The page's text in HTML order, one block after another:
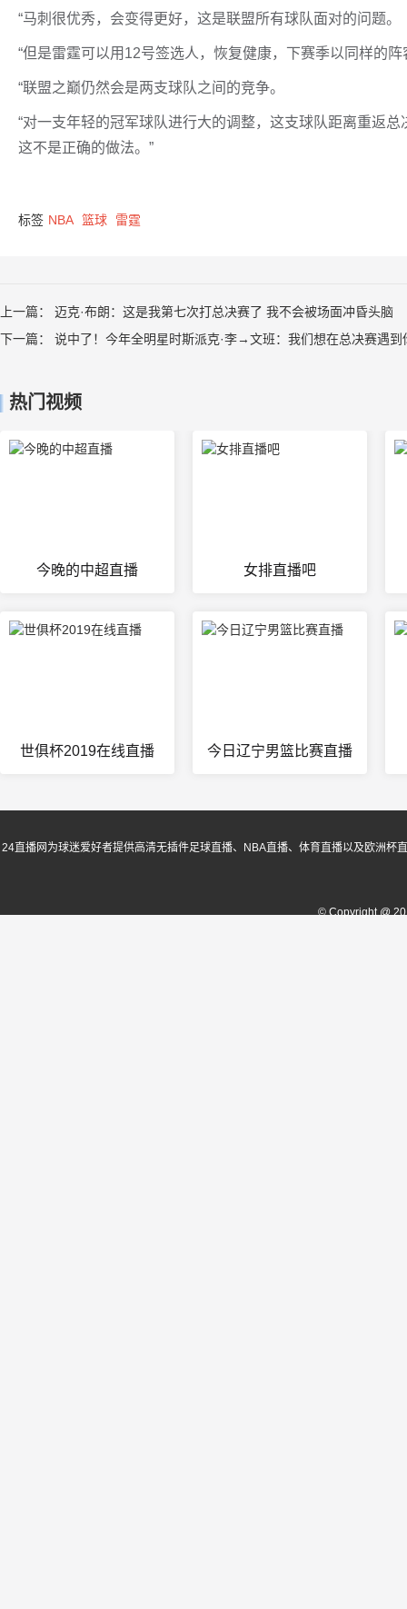
“马刺很优秀，会变得更好，这是联盟所有球队面对的问题。
“但是雷霆可以用12号签选人，恢复健康，下赛季以同样的
“联盟之巅仍然会是两支球队之间的竞争。
“对一支年轻的冠军球队进行大的调整，这支球队距离重返
这不是正确的做法。”
标签 NBA 篮球 雷霆
上一篇： 迈克·布朗：这是我第七次打总决赛了 我不会被场面冲昏头脑
下一篇： 说中了！今年全明星时斯派克·李→文班：我们想在总决赛遇到
热门视频
今晚的中超直播 女排直播吧
世俱杯2019在线直播 今日辽宁男篮比赛直播
24直播网为球迷爱好者提供高清无插件足球直播、NBA直播、体育直播以及欧洲
© Copyright @